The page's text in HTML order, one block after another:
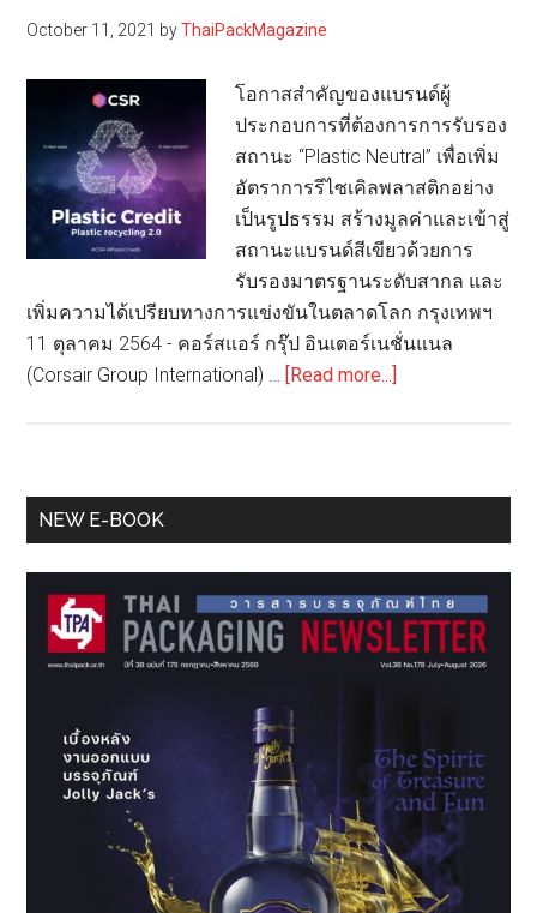
October 11, 2021 byThaiPackMagazine
โอกาสสำคัญของแบรนด์ผู้
ประกอบการที่ต้องการการรับรอง
สถานะ “Plastic Neutral” เพื่อเพิ่ม
อัตราการรีไซเคิลพลาสติกอย่าง
เป็นรูปธรรม สร้างมูลค่าและเข้าสู่
สถานะแบรนด์สีเขียวด้วยการ
รับรองมาตรฐานระดับสากล และ
เพิ่มความได้เปรียบทางการแข่งขันในตลาดโลก กรุงเทพฯ
11 ตุลาคม 2564 - คอร์สแอร์ กรุ๊ป อินเตอร์เนชั่นแนล
(Corsair Group International) …
[Read more...]
หน้า
แพ็คเกจ
“CSR
PLASTIC
ผู้
ประกอบ
การ-
องค์กร
ภาค
รัฐ-
Primary
NEW E-BOOK